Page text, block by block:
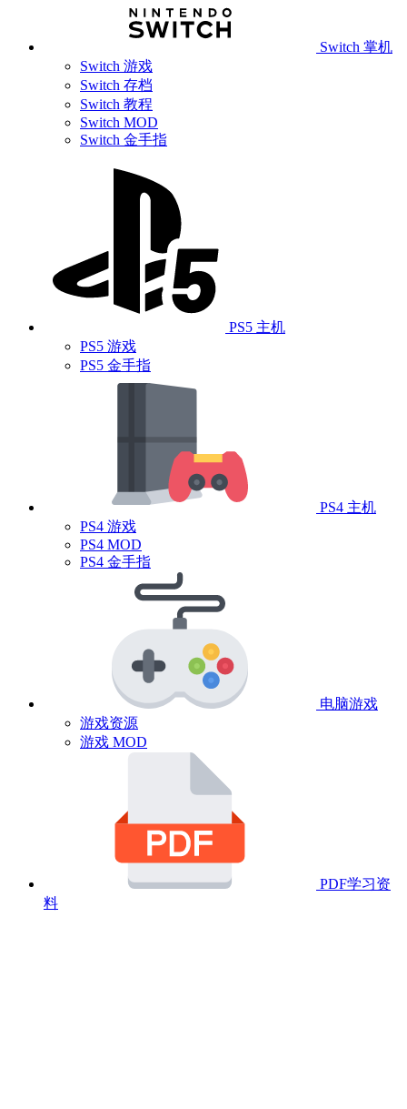
Switch 掌机
Switch 游戏
Switch 存档
Switch 教程
Switch MOD
Switch 金手指
PS5 主机
PS5 游戏
PS5 金手指
PS4 主机
PS4 游戏
PS4 MOD
PS4 金手指
电脑游戏
游戏资源
游戏 MOD
PDF学习资
料